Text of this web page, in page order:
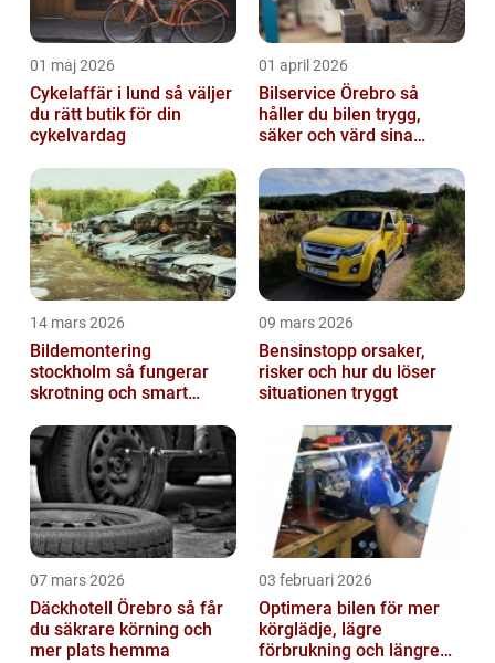
01 maj 2026
Cykelaffär i lund så väljer
du rätt butik för din
cykelvardag
01 april 2026
Bilservice Örebro så
håller du bilen trygg,
säker och värd sina
14 mars 2026
Bildemontering
stockholm så fungerar
skrotning och smart
bildelar
09 mars 2026
Bensinstopp orsaker,
risker och hur du löser
situationen tryggt
07 mars 2026
Däckhotell Örebro så får
du säkrare körning och
mer plats hemma
03 februari 2026
Optimera bilen för mer
körglädje, lägre
förbrukning och längre